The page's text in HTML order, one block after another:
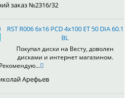
заказ №2316/32
RST R006 6x16 PCD 4x100 ET 50 DIA 60.1
BL
Покупал диски на Весту, доволен
дисками и интернет магазином.
Рекомендую...
Арефьев